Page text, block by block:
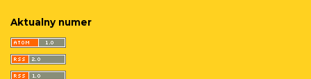
Aktualny numer